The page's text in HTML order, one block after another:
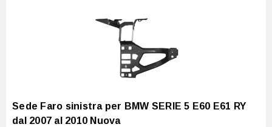
Sede Faro sinistra per BMW SERIE 5 E60 E61 RY
dal 2007 al 2010 Nuova